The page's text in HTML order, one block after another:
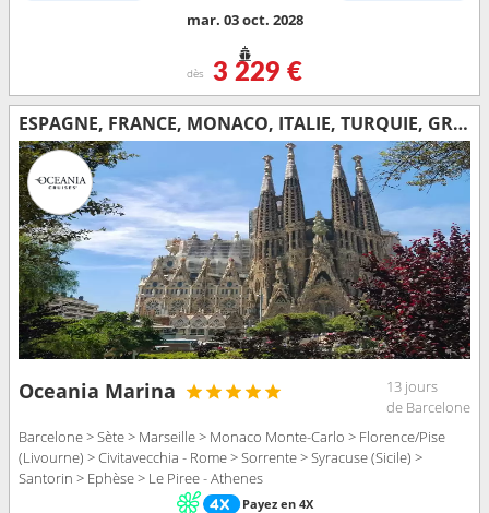
mar. 03 oct. 2028
dès 3 229 €
ESPAGNE, FRANCE, MONACO, ITALIE, TURQUIE, GRÈCE
Oceania Marina
13 jours
de Barcelone
Barcelone > Sète > Marseille > Monaco Monte-Carlo > Florence/Pise
(Livourne) > Civitavecchia - Rome > Sorrente > Syracuse (Sicile) >
Santorin > Ephèse > Le Piree - Athenes
Payez en 4X